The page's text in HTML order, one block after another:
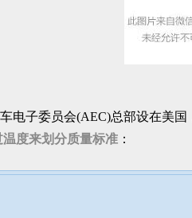
电子委员会(AEC)总部设在美
度来划分质量标准 ：